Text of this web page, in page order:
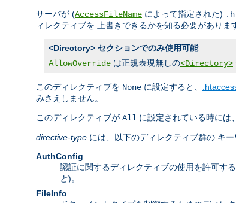
サーバが (AccessFileName によって指定された)
ィレクティブを 上書きできるかを知る必要がありま
<Directory> セクションでのみ使用可能
AllowOverride は正規表現無しの<Directory>
このディレクティブを None に設定すると、
みさえしません。
このディレクティブが All に設定されている時には
directive-type には、以下のディレクティブ群の キー
AuthConfig
認証に関するディレクティブの使用を許可す
ど)。
FileInfo